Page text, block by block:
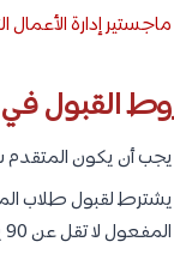
ماجستير إدارة الأعمال
القبول في
يجب أن يكون
يشترط لقبول طلاب
المفعول لا تقل عن 90 يوما قبل بدء القبول، على أن يتم قبولهم بعد موافقة وزارة التعليم.